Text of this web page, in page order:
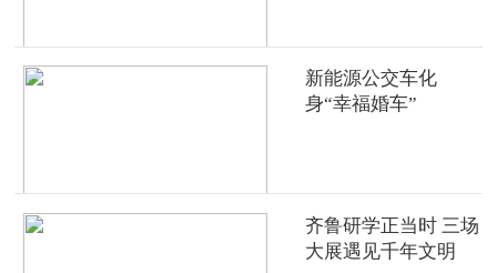
新能源公交车化
身“幸福婚车”
齐鲁研学正当时 三场
大展遇见千年文明